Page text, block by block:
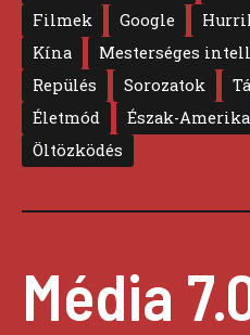
Filmek
Google
Kína
Mesterséges
Repülés
Sorozatok
Életmód
Észak-Amerika
Öltözködés
Média